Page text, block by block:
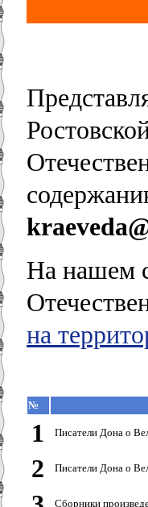
На нашем
на
№
1 Писатели Дона о
2 Писатели Дона о
Сборники